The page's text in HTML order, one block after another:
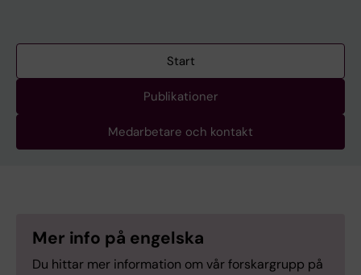
Start
Publikationer
Medarbetare och kontakt
Mer info på engelska
Du hittar mer information om vår forskargrupp på